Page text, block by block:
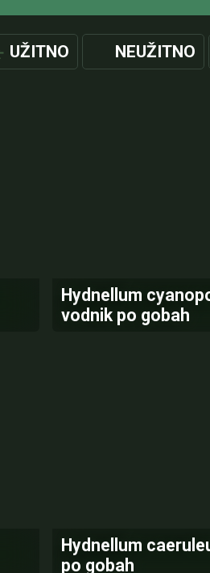
UŽITNO NEUŽITNO
Hydnellum
vodnik po gobah
Hydnellum
po gobah